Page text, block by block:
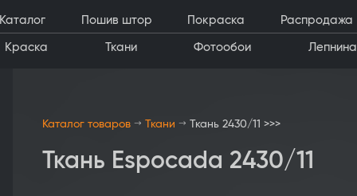
Каталог Пошив штор Покраска Распродажа
Краска Ткани Фотообои Лепнина
Каталог товаров Ткани Ткань 2430/11 >>>
Ткань Espocada 2430/11